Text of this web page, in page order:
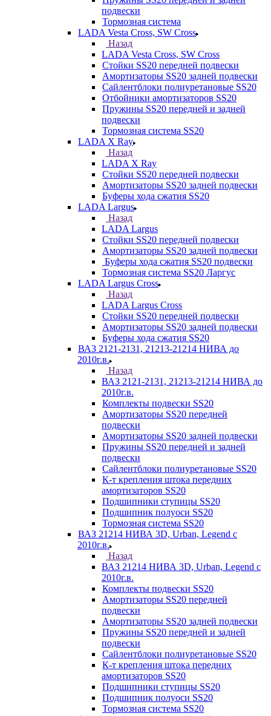
подвески
Тормозная система
LADA Vesta Cross, SW Cross
Назад
LADA Vesta Cross, SW Cross
Стойки SS20 передней подвески
Амортизаторы SS20 задней подвески
Сайлентблоки полиуретановые SS20
Отбойники амортизаторов SS20
Пружины SS20 передней и задней
подвески
Тормозная система SS20
LADA X Ray
Назад
LADA X Ray
Стойки SS20 передней подвески
Амортизаторы SS20 задней подвески
Буферы хода сжатия SS20
LADA Largus
Назад
LADA Largus
Стойки SS20 передней подвески
Амортизаторы SS20 задней подвески
Буферы хода сжатия SS20 подвески
Тормозная система SS20 Ларгус
LADA Largus Cross
Назад
LADA Largus Cross
Стойки SS20 передней подвески
Амортизаторы SS20 задней подвески
Буферы хода сжатия SS20
ВАЗ 2121-2131, 21213-21214 НИВА до
2010г.в.
Назад
ВАЗ 2121-2131, 21213-21214 НИВА до
2010г.в.
Комплекты подвески SS20
Амортизаторы SS20 передней
подвески
Амортизаторы SS20 задней подвески
Пружины SS20 передней и задней
подвески
Сайлентблоки полиуретановые SS20
К-т крепления штока передних
амортизаторов SS20
Подшипники ступицы SS20
Подшипник полуоси SS20
Тормозная система SS20
ВАЗ 21214 НИВА 3D, Urban, Legend c
2010г.в.
Назад
ВАЗ 21214 НИВА 3D, Urban, Legend c
2010г.в.
Комплекты подвески SS20
Амортизаторы SS20 передней
подвески
Амортизаторы SS20 задней подвески
Пружины SS20 передней и задней
подвески
Сайлентблоки полиуретановые SS20
К-т крепления штока передних
амортизаторов SS20
Подшипники ступицы SS20
Подшипник полуоси SS20
Тормозная система SS20